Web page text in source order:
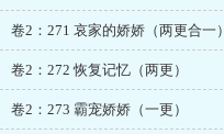
卷2：271 哀家的娇娇（两更合一）
卷2：272 恢复记忆（两更）
卷2：273 霸宠娇娇（一更）